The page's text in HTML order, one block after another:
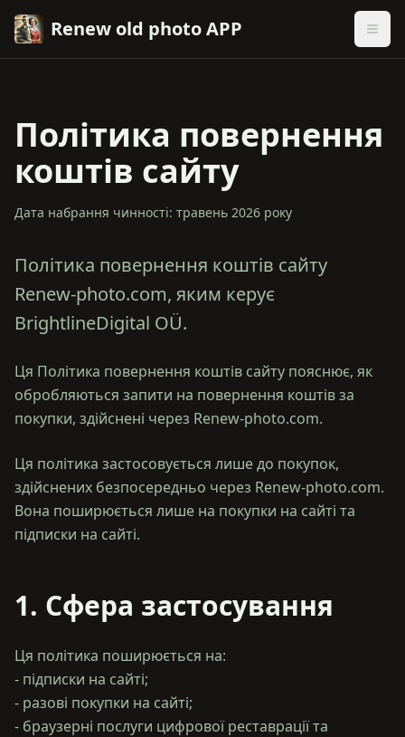
Renew old photo APP
Політика повернення
коштів сайту
Дата набрання чинності: травень 2026 року
Політика повернення коштів сайту
Renew-photo.com, яким керує
BrightlineDigital OÜ.
Ця Політика повернення коштів сайту пояснює, як
обробляються запити на повернення коштів за
покупки, здійснені через Renew-photo.com.
Ця політика застосовується лише до покупок,
здійснених безпосередньо через Renew-photo.com.
Вона поширюється лише на покупки на сайті та
підписки на сайті.
1. Сфера застосування
Ця політика поширюється на:
- підписки на сайті;
- разові покупки на сайті;
- браузерні послуги цифрової реставрації та